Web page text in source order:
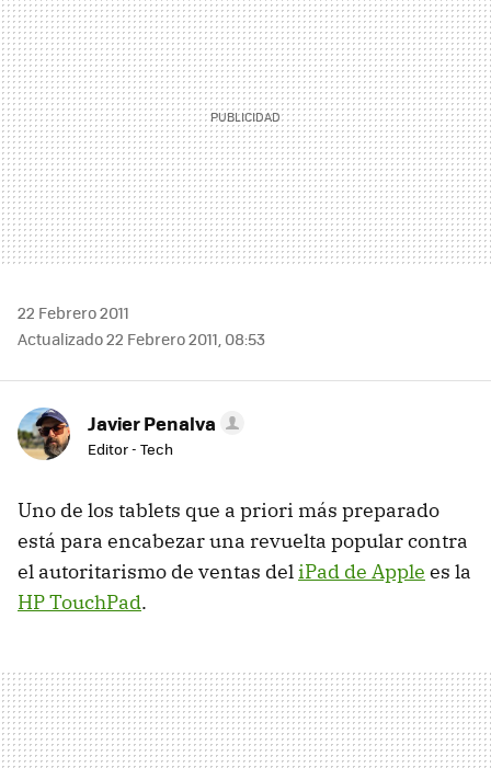
22 Febrero 2011
Actualizado 22 Febrero 2011, 08:53
Javier Penalva
Editor - Tech
Uno de los tablets que a priori más preparado
está para encabezar una revuelta popular contra
el autoritarismo de ventas deliPad de Apple es la
HP TouchPad.